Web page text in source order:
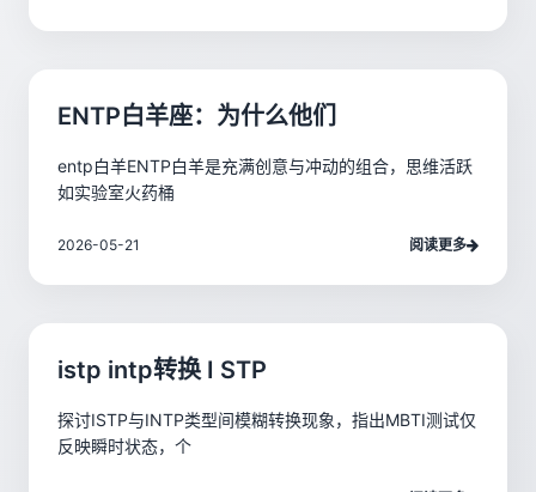
ENTP白羊座：为什么他们
entp白羊ENTP白羊是充满创意与冲动的组合，思维活跃
如实验室火药桶
2026-05-21 阅读更多
istp intp转换 I STP
探讨ISTP与INTP类型间模糊转换现象，指出MBTI测试仅
反映瞬时状态，个